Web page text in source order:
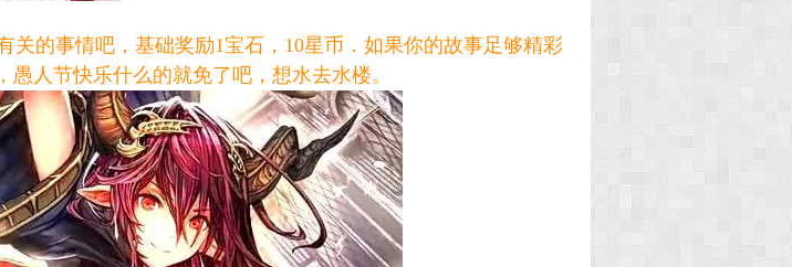
的事情吧，基础奖励1宝石，10星币．如果你的故事足够精彩
人节快乐什么的就免了吧，想水去水楼。